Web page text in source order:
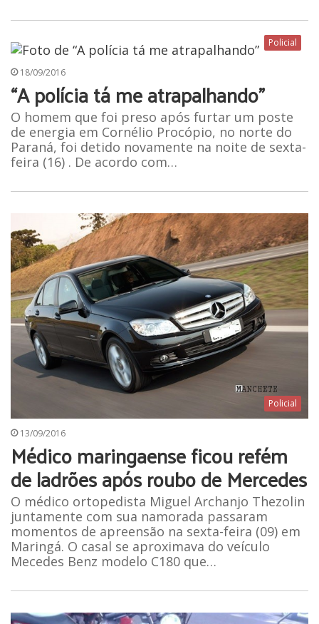
Policial
18/09/2016
“A polícia tá me atrapalhando”
O homem que foi preso após furtar um poste
de energia em Cornélio Procópio, no norte do
Paraná, foi detido novamente na noite de sexta-
feira (16) . De acordo com…
Policial
13/09/2016
Médico maringaense ficou refém
de ladrões após roubo de Mercedes
O médico ortopedista Miguel Archanjo Thezolin
juntamente com sua namorada passaram
momentos de apreensão na sexta-feira (09) em
Maringá. O casal se aproximava do veículo
Mecedes Benz modelo C180 que…